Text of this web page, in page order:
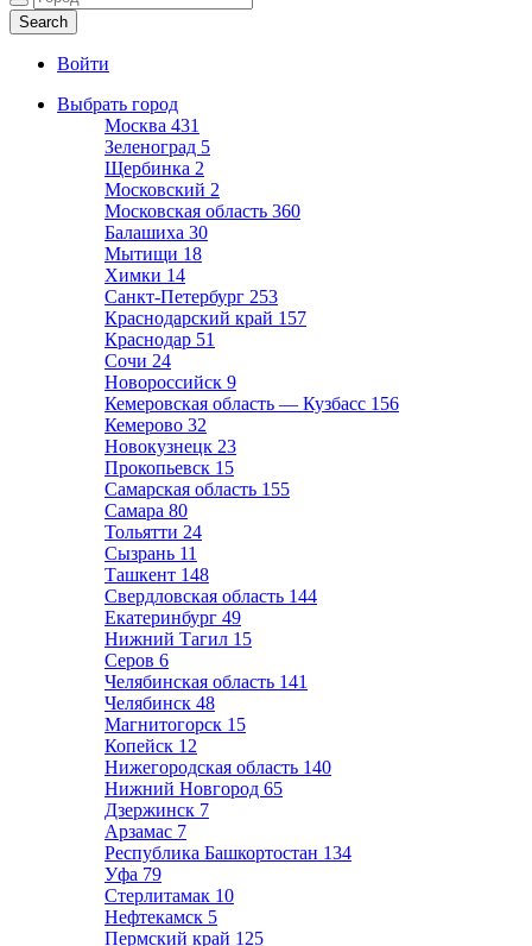
Войти
Выбрать город
Москва 431
Зеленоград 5
Щербинка 2
Московский 2
Московская область 360
Балашиха 30
Мытищи 18
Химки 14
Санкт-Петербург 253
Краснодарский край 157
Краснодар 51
Сочи 24
Новороссийск 9
Кемеровская область — Кузбасс 156
Кемерово 32
Новокузнецк 23
Прокопьевск 15
Самарская область 155
Самара 80
Тольятти 24
Сызрань 11
Ташкент 148
Свердловская область 144
Екатеринбург 49
Нижний Тагил 15
Серов 6
Челябинская область 141
Челябинск 48
Магнитогорск 15
Копейск 12
Нижегородская область 140
Нижний Новгород 65
Дзержинск 7
Арзамас 7
Республика Башкортостан 134
Уфа 79
Стерлитамак 10
Нефтекамск 5
Пермский край 125